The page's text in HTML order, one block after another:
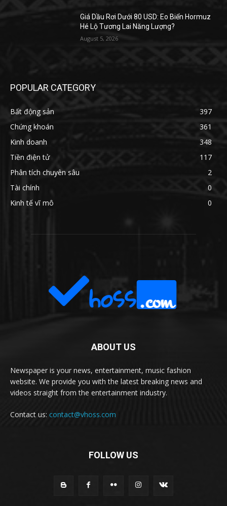
Giá Dầu Rơi Dưới 80 USD: Eo Biển Hormuz
Hé Lộ Tương Lai Năng Lượng?
August 5, 2026
POPULAR CATEGORY
Bất động sản
397
Chứng khoán
361
Kinh doanh
348
Tiền điện tử
117
Phân tích chuyên sâu
2
Tài chính
0
Kinh tế vĩ mô
0
ABOUT US
Newspaper is your news, entertainment, music fashion
website. We provide you with the latest breaking news and
videos straight from the entertainment industry.
Contact us: contact@vhoss.com
FOLLOW US